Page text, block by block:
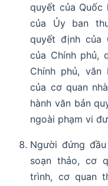
quyết của Quốc
của Ủy ban
quyết định của
của Chính phủ,
Chính phủ, văn
của cơ quan
hành văn bản
ngoài phạm vi
Người đứng
soạn thảo, cơ
trình, cơ quan